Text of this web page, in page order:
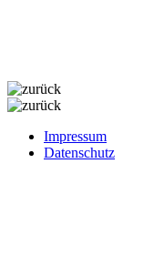
Impressum
Datenschutz